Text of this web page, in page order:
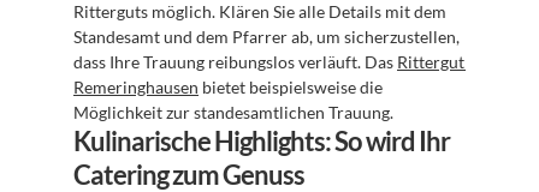
Ritterguts möglich. Klären Sie alle Details mit dem
Standesamt und dem Pfarrer ab, um sicherzustellen,
dass Ihre Trauung reibungslos verläuft. Das Rittergut
Remeringhausen bietet beispielsweise die
Möglichkeit zur standesamtlichen Trauung.
Kulinarische Highlights: So wird Ihr
Catering zum Genuss